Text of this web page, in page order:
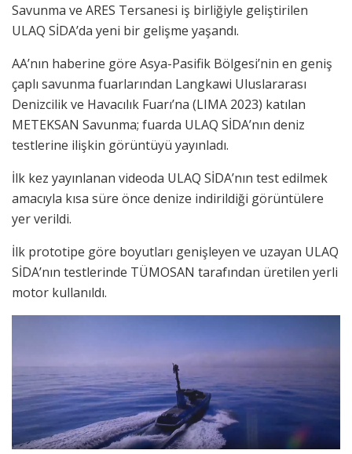
Savunma ve ARES Tersanesi iş birliğiyle geliştirilen
ULAQ SİDA’da yeni bir gelişme yaşandı.
AA’nın haberine göre Asya-Pasifik Bölgesi’nin en geniş
çaplı savunma fuarlarından Langkawi Uluslararası
Denizcilik ve Havacılık Fuarı’na (LIMA 2023) katılan
METEKSAN Savunma; fuarda ULAQ SİDA’nın deniz
testlerine ilişkin görüntüyü yayınladı.
İlk kez yayınlanan videoda ULAQ SİDA’nın test edilmek
amacıyla kısa süre önce denize indirildiği görüntülere
yer verildi.
İlk prototipe göre boyutları genişleyen ve uzayan ULAQ
SİDA’nın testlerinde TÜMOSAN tarafından üretilen yerli
motor kullanıldı.